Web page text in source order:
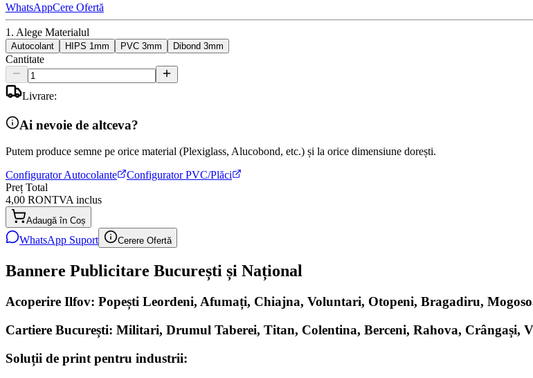
WhatsAppCere Ofertă
1. Alege Materialul
Autocolant HIPS 1mm PVC 3mm Dibond 3mm
Cantitate
Livrare:
Ai nevoie de altceva?
Putem produce semne pe orice material (Plexiglass, Alucobond, etc.) și la orice dimensiune dorești.
Configurator Autocolante
Configurator PVC/Plăci
Preț Total
4,00 RONTVA inclus
Adaugă în Coș
WhatsApp Suport Cerere Ofertă
Bannere Publicitare București și Național
Acoperire Ilfov: Popești Leordeni, Afumați, Chiajna, Voluntari, Otopeni, Bragadiru,
Cartiere București: Militari, Drumul Taberei, Titan, Colentina, Berceni, Rahova, Crângași,
Soluții de print pentru industrii: